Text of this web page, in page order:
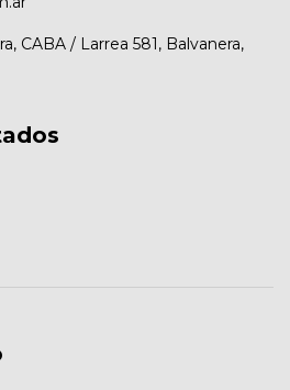
CABA / Larrea 581, Balvanera,